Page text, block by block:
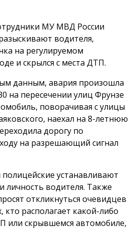
МУ МВД России
водителя,
на регулируемом
и скрылся с места ДТП.
данным, авария произошла
на пересечении улиц Фрунзе
поворачивая с улицы
наехал на 8-летнюю
дорогу по
на разрешающий сигнал
устанавливают
личность водителя. Также
откликнуться очевидцев
кто располагает какой-либо
или скрывшемся автомобиле,